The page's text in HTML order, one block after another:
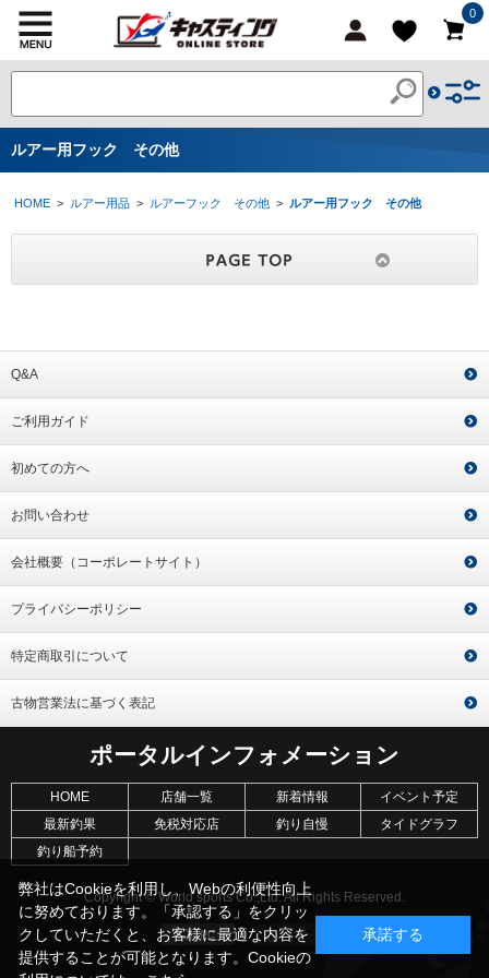
0
ルアー用フック その他
HOME > ルアー用品 > ルアーフック その他 > ルアー用フック その他
Q&A
ご利用ガイド
初めての方へ
お問い合わせ
会社概要（コーポレートサイト）
プライバシーポリシー
特定商取引について
古物営業法に基づく表記
ポータルインフォメーション
HOME 店舗一覧 新着情報
イベント予定
最新釣果
免税対応店 釣り自慢
タイドグラフ
釣り船予約
Copyright © World sports Co.,Ltd. All Rights Reserved.
弊社はCookieを利用し、Webの利便性向上
に努めております。「承認する」をクリッ
クしていただくと、お客様に最適な内容を
提供することが可能となります。Cookieの
承諾する